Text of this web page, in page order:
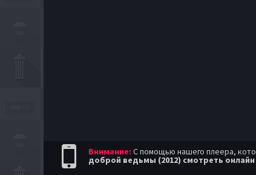
Внимание: С помощью нашего плеера,
доброй ведьмы (2012) смотреть онлайн